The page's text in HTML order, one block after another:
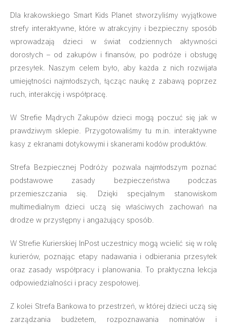
Dla krakowskiego Smart Kids Planet stworzyliśmy wyjątkowe
strefy interaktywne, które w atrakcyjny i bezpieczny sposób
wprowadzają dzieci w świat codziennych aktywności
dorosłych – od zakupów i finansów, po podróże i obsługę
przesyłek. Naszym celem było, aby każda z nich rozwijała
umiejętności najmłodszych, łącząc naukę z zabawą poprzez
ruch, interakcję i współpracę.
W Strefie Mądrych Zakupów dzieci mogą poczuć się jak w
prawdziwym sklepie. Przygotowaliśmy tu m.in. interaktywne
kasy z ekranami dotykowymi i skanerami kodów produktów.
Strefa Bezpiecznej Podróży pozwala najmłodszym poznać
podstawowe zasady bezpieczeństwa podczas
przemieszczania się. Dzięki specjalnym stanowiskom
multimedialnym dzieci uczą się właściwych zachowań na
drodze w przystępny i angażujący sposób.
W Strefie Kurierskiej InPost uczestnicy mogą wcielić się w rolę
kurierów, poznając etapy nadawania i odbierania przesyłek
oraz zasady współpracy i planowania. To praktyczna lekcja
odpowiedzialności i pracy zespołowej.
Z kolei Strefa Bankowa to przestrzeń, w której dzieci uczą się
zarządzania budżetem, rozpoznawania nominałów i